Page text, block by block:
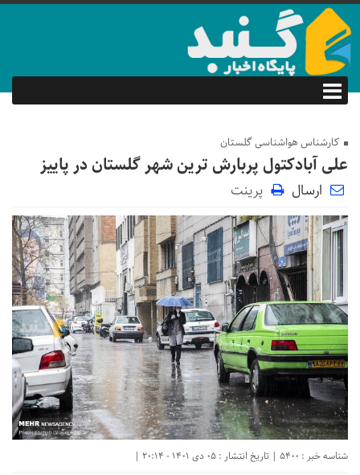
کارشناس هواشناسی گلستان
علی آبادکتول پربارش ترین شهر گلستان در پاییز
ارسال پرینت
شناسه خبر : 5400 | تاریخ انتشار : 05 دی 1401 - 20:14 |